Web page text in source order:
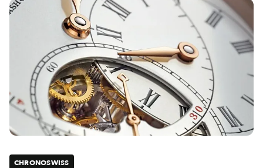
CHRONOSWISS